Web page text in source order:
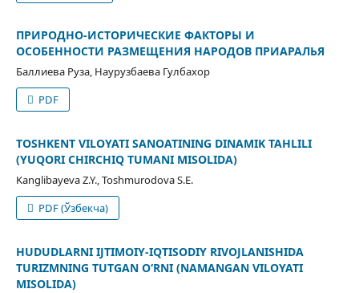
ПРИРОДНО-ИСТОРИЧЕСКИЕ ФАКТОРЫ И
ОСОБЕННОСТИ РАЗМЕЩЕНИЯ НАРОДОВ ПРИАРАЛЬЯ
Баллиева Руза, Наурузбаева Гулбахор
PDF
TOSHKENT VILOYATI SANOATINING DINAMIK TAHLILI
(YUQORI CHIRCHIQ TUMANI MISOLIDA)
Kanglibayeva Z.Y., Toshmurodova S.E.
PDF (Ўзбекча)
HUDUDLARNI IJTIMOIY-IQTISODIY RIVOJLANISHIDA
TURIZMNING TUTGAN O‘RNI (NAMANGAN VILOYATI
MISOLIDA)